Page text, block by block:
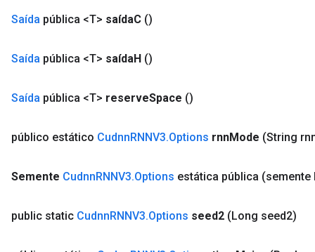
Saída pública <T> saídaC ()
Saída pública <T> saídaH ()
Saída pública <T> reserveSpace ()
público estático CudnnRNNV3.Options rnnMode (String
Semente CudnnRNNV3.Options estática pública (semente
public static CudnnRNNV3.Options seed2 (Long seed2)